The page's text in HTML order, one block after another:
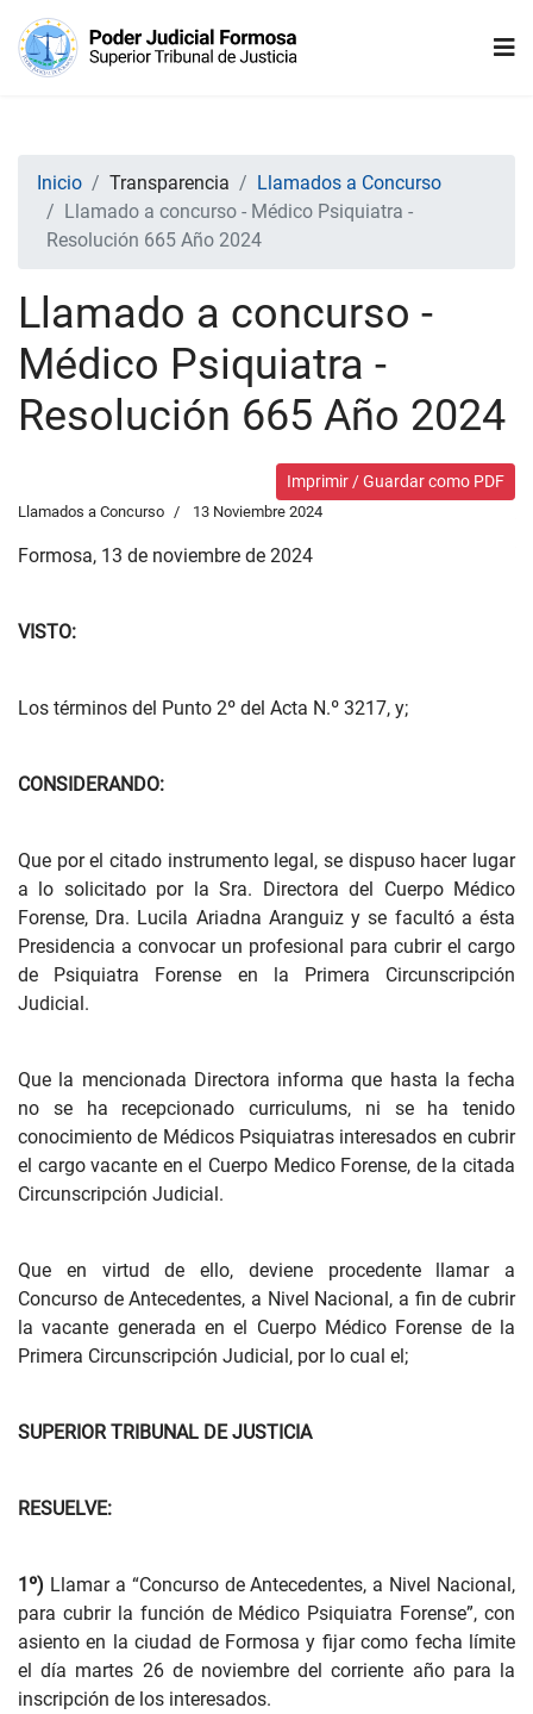
Inicio Transparencia
Llamados a Concurso
Llamado a concurso - Médico Psiquiatra -
Resolución 665 Año 2024
Llamado a concurso -
Médico Psiquiatra -
Resolución 665 Año 2024
Imprimir / Guardar como PDF
Llamados a Concurso 13 Noviembre 2024
Formosa, 13 de noviembre de 2024
VISTO:
Los términos del Punto 2º del Acta N.º 3217, y;
CONSIDERANDO:
Que por el citado instrumento legal, se dispuso hacer lugar
a lo solicitado por la Sra. Directora del Cuerpo Médico
Forense, Dra. Lucila Ariadna Aranguiz y se facultó a ésta
Presidencia a convocar un profesional para cubrir el cargo
de Psiquiatra Forense en la Primera Circunscripción
Judicial.
Que la mencionada Directora informa que hasta la fecha
no se ha recepcionado curriculums, ni se ha tenido
conocimiento de Médicos Psiquiatras interesados en cubrir
el cargo vacante en el Cuerpo Medico Forense, de la citada
Circunscripción Judicial.
Que en virtud de ello, deviene procedente llamar a
Concurso de Antecedentes, a Nivel Nacional, a fin de cubrir
la vacante generada en el Cuerpo Médico Forense de la
Primera Circunscripción Judicial, por lo cual el;
SUPERIOR TRIBUNAL DE JUSTICIA
RESUELVE:
1º) Llamar a “Concurso de Antecedentes, a Nivel Nacional,
para cubrir la función de Médico Psiquiatra Forense”, con
asiento en la ciudad de Formosa y fijar como fecha límite
el día martes 26 de noviembre del corriente año para la
inscripción de los interesados.